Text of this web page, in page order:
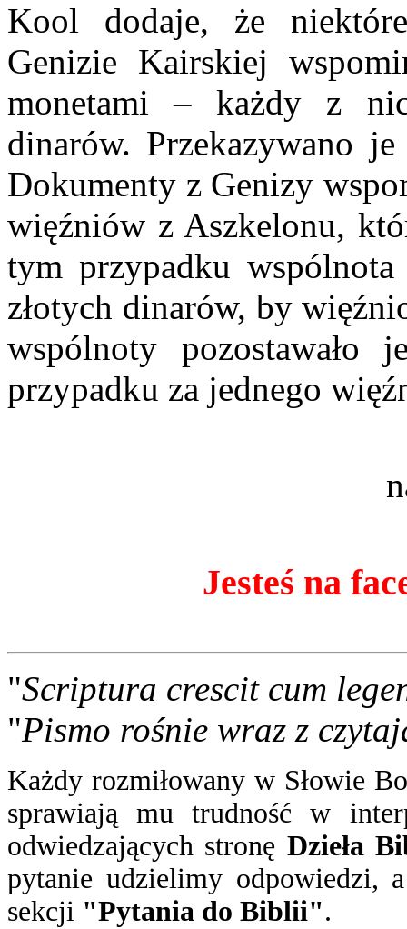
Kool dodaje, że
Genizie Kairskiej
monetami – każdy z
dinarów. Przekazywano
Dokumenty z Genizy
więźniów z Aszkelonu,
tym przypadku wspólnota
złotych dinarów, by
wspólnoty pozostawało
przypadku za jednego
Jesteś na
"Scriptura crescit cum
"Pismo rośnie wraz z
Każdy rozmiłowany w Słowie
sprawiają mu trudność w
odwiedzających stronę Dzieła
pytanie udzielimy odpowiedzi,
sekcji "Pytania do Biblii".